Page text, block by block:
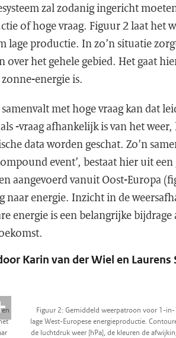
zal zodanig ingericht
of hoge vraag. Figuur 2 laat het
lage productie. In zo’n situatie
over het gehele gebied. Het gaat
energie is.
met hoge vraag kan dat
-vraag afhankelijk is van het
data worden geschat. Zo’n
event’, bestaat hier uit
aangevoerd vanuit Oost-Europa
naar energie. Inzicht in de
energie is een belangrijke
Karin van der Wiel en Laurens
Figuur 2: Gemiddeld weerpatroon voor 1-
lage West-Europese energieproductie.
de luchtdruk weer [hPa], de kleuren de